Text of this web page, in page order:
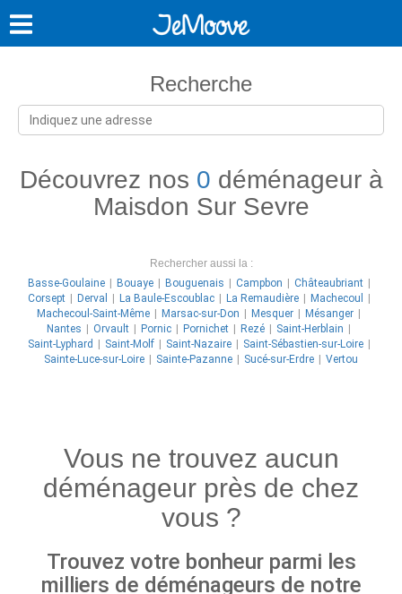
Recherche
Découvrez nos 0 déménageur à
Maisdon Sur Sevre
Rechercher aussi la :
Basse-Goulaine
Bouaye Bouguenais Campbon
Châteaubriant
Corsept
Derval La Baule-Escoublac La Remaudière
Machecoul
Machecoul-Saint-Même
Marsac-sur-Don Mesquer
Mésanger
Nantes
Orvault Pornic Pornichet Rezé
Saint-Herblain
Saint-Lyphard
Saint-Molf Saint-Nazaire
Saint-Sébastien-sur-Loire
Sainte-Luce-sur-Loire
Sainte-Pazanne Sucé-sur-Erdre Vertou
Vous ne trouvez aucun
déménageur près de chez
vous ?
Trouvez votre bonheur parmi les
milliers de déménageurs de notre